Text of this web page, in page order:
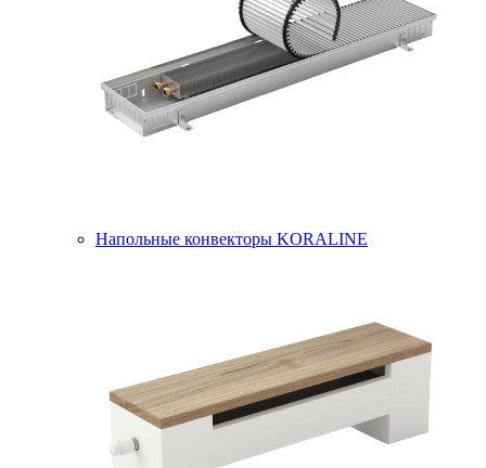
Напольные конвекторы KORALINE